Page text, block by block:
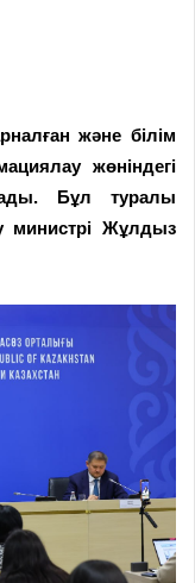
және білім
жөніндегі
Бұл туралы
министрі Жұлдыз